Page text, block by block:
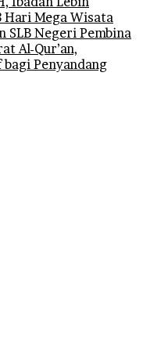
Hari Mega Wisata
SLB Negeri Pembina
Al-Qur’an,
Penyandang